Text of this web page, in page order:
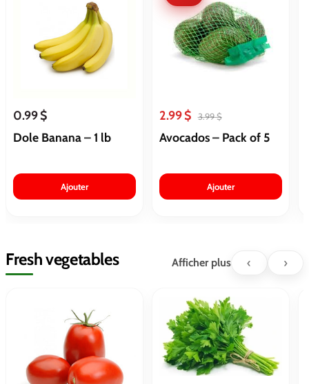
0.99 $
Dole Banana – 1 lb
Ajouter
2.99 $ 3.99 $
Avocados – Pack of 5
Ajouter
Fresh vegetables Afficher plus ‹ ›